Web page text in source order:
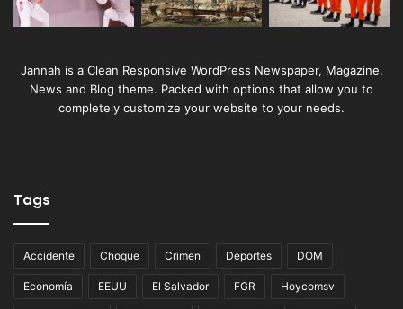
Jannah is a Clean Responsive WordPress Newspaper, Magazine,
News and Blog theme. Packed with options that allow you to
completely customize your website to your needs.
Tags
Accidente Choque Crimen Deportes DOM
Economía EEUU El Salvador FGR Hoycomsv